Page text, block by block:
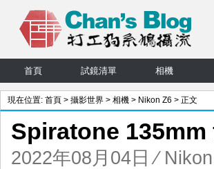
首頁 試鏡清單 相機
現在位置: 首頁 > 攝影世界 > 相機 > Nikon Z6 > 正文
Spiratone
2022年08月04日 ⁄